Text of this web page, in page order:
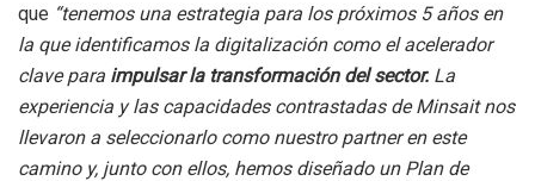
que “tenemos una estrategia para los próximos 5 años en
la que identificamos la digitalización como el acelerador
clave para impulsar la transformación del sector. La
experiencia y las capacidades contrastadas de Minsait nos
llevaron a seleccionarlo como nuestro partner en este
camino y, junto con ellos, hemos diseñado un Plan de